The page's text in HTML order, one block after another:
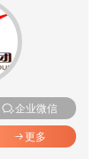
企业微信
更多